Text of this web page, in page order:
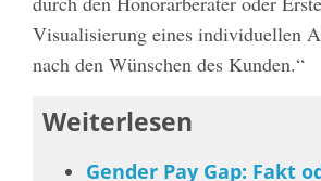
Visualisierung eines individuellen
nach den Wünschen des Kunden.“
Weiterlesen
Gender Pay Gap: Fakt